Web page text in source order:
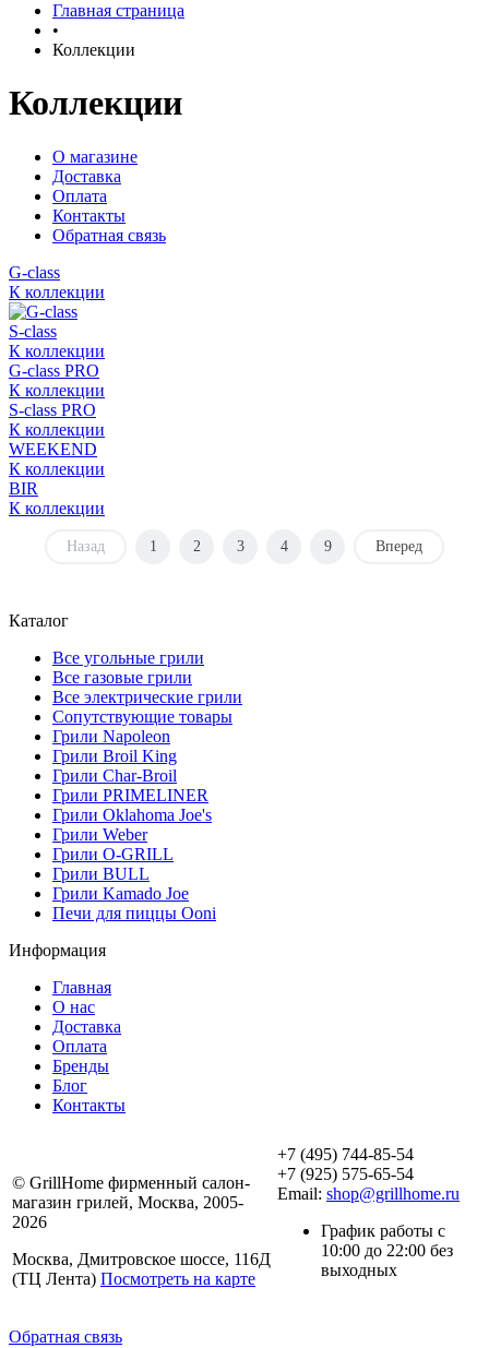
Главная страница
•
Коллекции
Коллекции
О магазине
Доставка
Оплата
Контакты
Обратная связь
G-class
К коллекции
S-class
К коллекции
G-class PRO
К коллекции
S-class PRO
К коллекции
WEEKEND
К коллекции
BIR
К коллекции
Назад 1 2 3 4 9 Вперед
Каталог
Все угольные грили
Все газовые грили
Все электрические грили
Сопутствующие товары
Грили Napoleon
Грили Broil King
Грили Char-Broil
Грили PRIMELINER
Грили Oklahoma Joe's
Грили Weber
Грили O-GRILL
Грили BULL
Грили Kamado Joe
Печи для пиццы Ooni
Информация
Главная
О нас
Доставка
Оплата
Бренды
Блог
Контакты
© GrillHome фирменный салон-
магазин грилей, Москва, 2005-
2026
Москва, Дмитровское шоссе, 116Д
(ТЦ Лента) Посмотреть на карте
+7 (495) 744-85-54
+7 (925) 575-65-54
Email: shop@grillhome.ru
График работы с
10:00 до 22:00 без
выходных
Обратная связь